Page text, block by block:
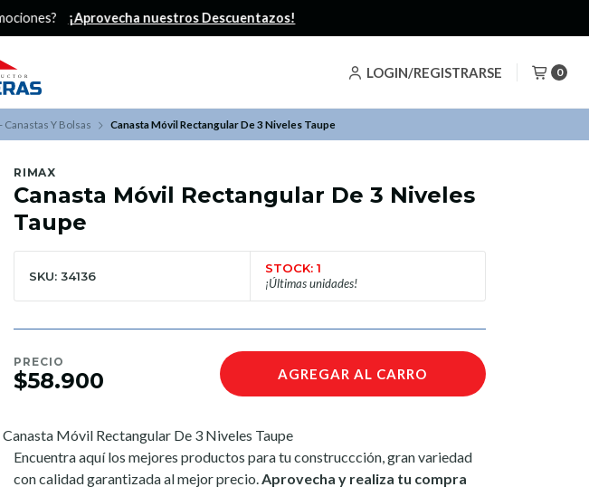
LOGIN/REGISTRARSE 0
nuestros Descuentazos!
Canastas Y Bolsas Canasta Móvil Rectangular De 3 Niveles Taupe
RIMAX
Canasta Móvil Rectangular De 3 Niveles
Taupe
SKU: 34136
STOCK: 1
¡Últimas unidades!
PRECIO
$58.900 AGREGAR AL CARRO
Canasta Móvil Rectangular De 3 Niveles Taupe
Encuentra aquí los mejores productos para tu construccción, gran variedad
con calidad garantizada al mejor precio.Aprovecha y realiza tu compra